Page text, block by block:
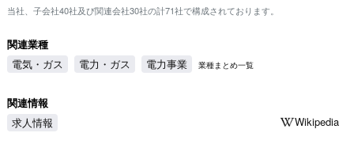
当社、子会社40社及び関連会社30社の計71社で構成されております。
関連業種
電気・ガス
電力・ガス 電力事業 業種まとめ一覧
関連情報
求人情報
Wikipedia